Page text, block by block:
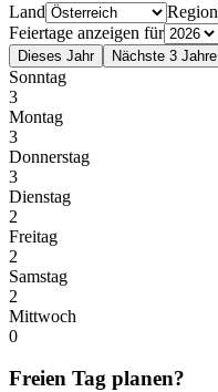
Land
Region
Feiertage anzeigen für
Dieses Jahr Nächste 3 Jahre
Sonntag
3
Montag
3
Donnerstag
3
Dienstag
2
Freitag
2
Samstag
2
Mittwoch
0
Freien Tag planen?